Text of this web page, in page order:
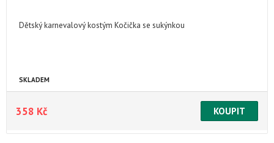
Dětský karnevalový kostým Kočička se sukýnkou
SKLADEM
358 Kč